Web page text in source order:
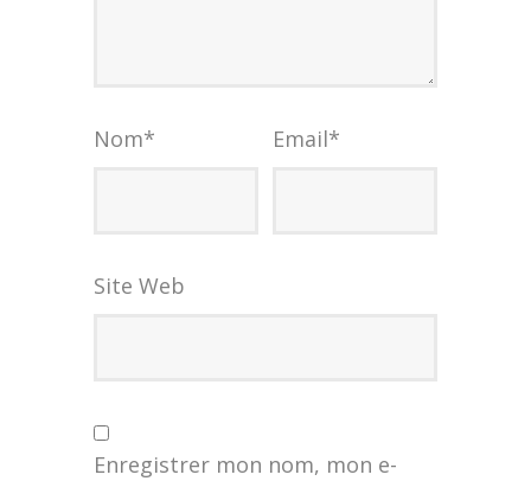
Nom* Email*
Site Web
Enregistrer mon nom, mon e-